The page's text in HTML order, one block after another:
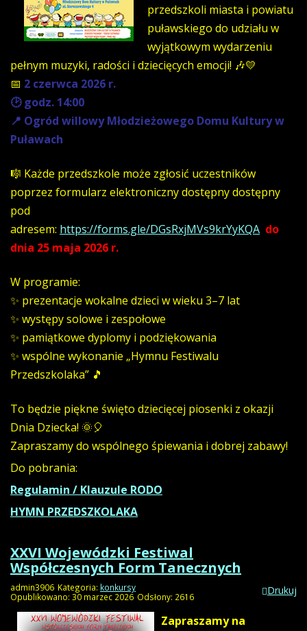
przedszkoli miasta i powiatu
puławskiego do udziału w
wyjątkowym wydarzeniu
pełnym muzyki, radości i dziecięcych emocji! 🎶💛
📅 2 czerwca 2026 r.
🕑 godz. 14:00
📍 Ogród willowy Młodzieżowego Domu Kultury w
Puławach
🎼 Każde przedszkole może zgłosić uczestników
poprzez formularz elektroniczny dostępny dostępny
pod
adresem: https://forms.gle/DGsRxjMVs9krYyKQA do
dnia 25 maja 2026 r.
W programie:
✨ prezentacje wokalne dzieci w wieku 3–7 lat
✨ występy solowe i zespołowe
✨ pamiątkowe dyplomy i podziękowania
✨ wspólne wykonanie „Hymnu Festiwalu
Przedszkolaka” 🎵
To będzie piękne święto dziecięcej piosenki z okazji
Dnia Dziecka! 🌞🎈
Zapraszamy do wspólnego śpiewania i dobrej zabawy!
Do pobrania:
Regulamin / Klauzule RODO
HYMN PRZEDSZKOLAKA
XXVI Wojewódzki Festiwal
Współczesnych Form Tanecznych
Drukuj
admin3906 Kategoria: konkursy
Opublikowano: 30 marzec 2026 Odsłony: 2616
Zapraszamy na